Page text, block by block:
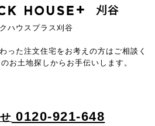
ハウスプラス刈谷
った注文住宅を お考えの方はご相談く
お土地探しからお手伝いします。
0120-921-648